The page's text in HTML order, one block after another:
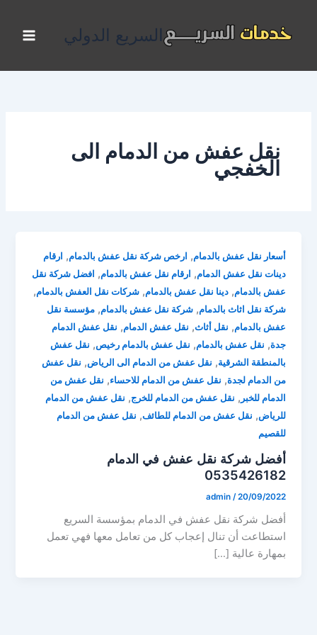
المحتوى
السريع الدولي
نقل عفش من الدمام الى
الخفجي
أسعار نقل عفش بالدمام, ارخص شركة نقل عفش بالدمام, ارقام
دينات نقل عفش الدمام, ارقام نقل عفش بالدمام, افضل شركة نقل
عفش بالدمام,دينا نقل عفش بالدمام,شركات نقل العفش بالدمام,
شركة نقل اثاث بالدمام,شركة نقل عفش بالدمام,مؤسسة نقل
عفش بالدمام, نقل أثاث, نقل عفش الدمام, نقل عفش الدمام
جدة, نقل عفش بالدمام, نقل عفش بالدمام رخيص, نقل عفش
بالمنطقة الشرقية, نقل عفش من الدمام الى الرياض, نقل عفش
من الدمام لجدة, نقل عفش من الدمام للاحساء, نقل عفش من
الدمام للخبر , نقل عفش من الدمام للخرج, نقل عفش من الدمام
للرياض, نقل عفش من الدمام للطائف, نقل عفش من الدمام
للقصيم
أفضل شركة نقل عفش في الدمام
0535426182
admin /20/09/2022
أفضل شركة نقل عفش في الدمام بمؤسسة السريع
استطاعت أن تنال إعجاب كل من تعامل معها فهي تعمل
بمهارة عالية […]